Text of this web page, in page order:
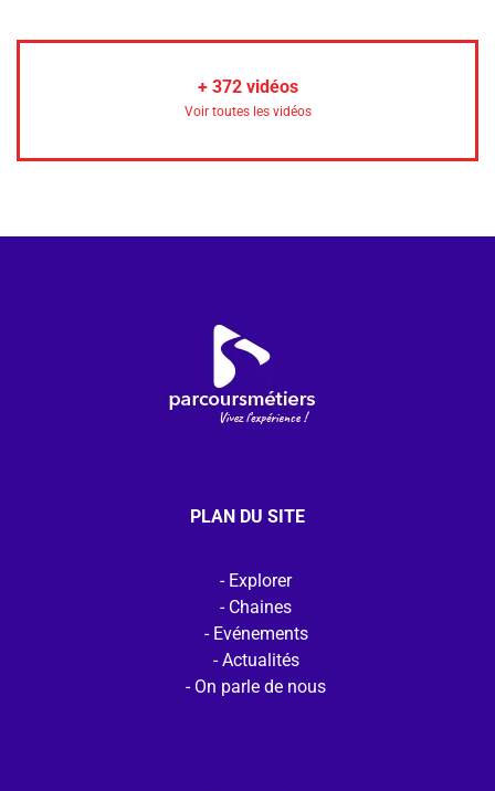
+ 372vidéos
Voir toutes les vidéos
PLAN DU SITE
Explorer
Chaines
Evénements
Actualités
On parle de nous